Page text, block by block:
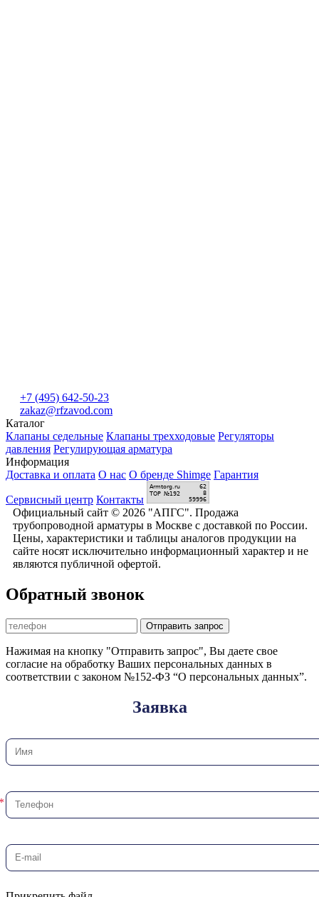
+7 (495) 642-50-23
zakaz@rfzavod.com
Каталог
Клапаны седельные Клапаны трехходовые Регуляторы
давления Регулирующая арматура
Информация
Доставка и оплата О нас О бренде Shimge Гарантия
Сервисный центр Контакты
Официальный сайт © 2026 "АПГС". Продажа
трубопроводной арматуры в Москве с доставкой по России.
Цены, характеристики и таблицы аналогов продукции на
сайте носят исключительно информационный характер и не
являются публичной офертой.
Обратный звонок
Отправить запрос
Нажимая на кнопку "Отправить запрос", Вы даете свое
согласие на обработку Ваших персональных данных в
соответствии с законом №152-ФЗ “О персональных данных”.
Заявка